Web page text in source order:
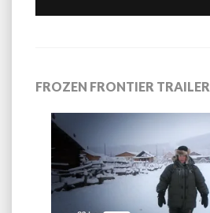
FROZEN FRONTIER TRAILER